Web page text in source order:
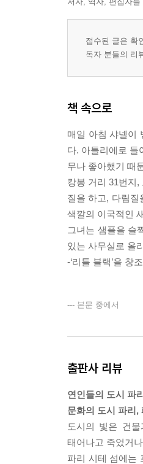
접수된 글은 확
독자 분들의 리
책 속으로
매일 아침 샤넬이
다. 아틀리에로 들
무나 좋아했기 때
캉봉 거리 31번지
질을 하고, 다림
색깔의 이국적인
그녀는 샘플을 슬
있는 사무실로 올
-‘리틀 블랙’을 창
--- 본문 중에서
출판사 리뷰
연인들의 도시 파
문화의 도시 파리,
도시의 빛은 건
태어나고 죽었거
파리 시테 섬에는